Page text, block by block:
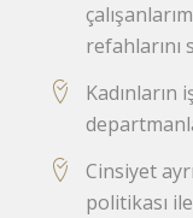
refahlarını
Kadınların
Cinsiyet
politikası